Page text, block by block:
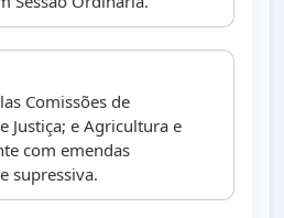
Comissões de
Justiça; e Agricultura e
com emendas
supressiva.